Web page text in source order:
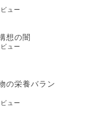
ュー
想の闇
ュー
の栄養バラン
ュー